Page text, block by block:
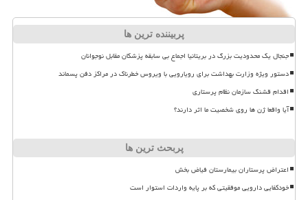
پربیننده ترین ها
جنجال یک محدودیت بزرگ در بریتانیا اجماع بی سابقه پزشکان مقابل نوجوانان
دستور ویژه وزارت بهداشت برای رویارویی با ویروس خطرناک در مراکز دفن پسماند
اقدام قشنگ سازمان نظام پرستاری
آیا واقعا ژن ها روی شخصیت ما اثر دارند؟
پربحث ترین ها
اعتراض پرستاران بیمارستان فیاض بخش
خودکفایی دارویی موفقیتی که بر پایه واردات استوار است